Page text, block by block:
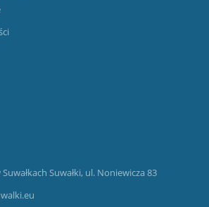
Suwałkach Suwałki, ul. Noniewicza 83